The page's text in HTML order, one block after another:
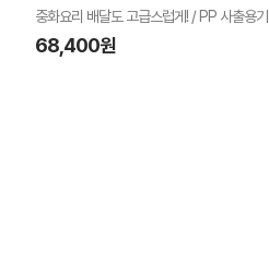
중화요리 배달도 고급스럽게! / PP 사출용기
68,400원